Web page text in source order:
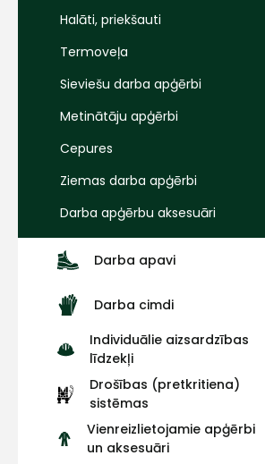
Halāti, priekšauti
Termoveļa
Sieviešu darba apģērbi
Metinātāju apģērbi
Cepures
Ziemas darba apģērbi
Darba apģērbu aksesuāri
Darba apavi
Darba cimdi
Individuālie aizsardzības
līdzekļi
Drošības (pretkritiena)
sistēmas
Vienreizlietojamie apģērbi
un aksesuāri